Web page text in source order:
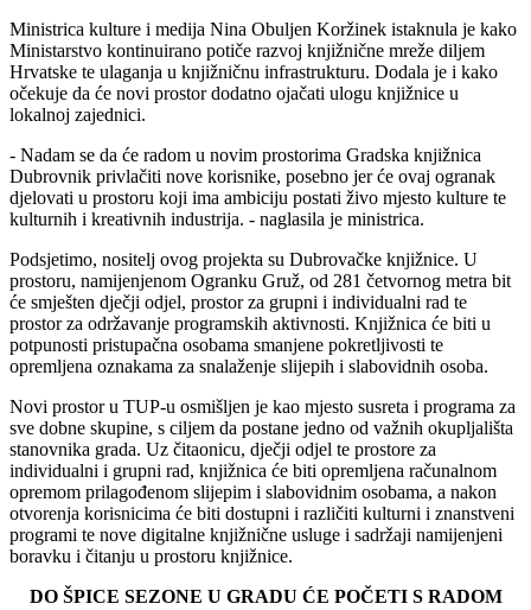
Ministrica kulture i medija Nina Obuljen Koržinek istaknula je kako
Ministarstvo kontinuirano potiče razvoj knjižnične mreže diljem
Hrvatske te ulaganja u knjižničnu infrastrukturu. Dodala je i kako
očekuje da će novi prostor dodatno ojačati ulogu knjižnice u
lokalnoj zajednici.
- Nadam se da će radom u novim prostorima Gradska knjižnica
Dubrovnik privlačiti nove korisnike, posebno jer će ovaj ogranak
djelovati u prostoru koji ima ambiciju postati živo mjesto kulture te
kulturnih i kreativnih industrija. - naglasila je ministrica.
Podsjetimo, nositelj ovog projekta su Dubrovačke knjižnice. U
prostoru, namijenjenom Ogranku Gruž, od 281 četvornog metra bit
će smješten dječji odjel, prostor za grupni i individualni rad te
prostor za održavanje programskih aktivnosti. Knjižnica će biti u
potpunosti pristupačna osobama smanjene pokretljivosti te
opremljena oznakama za snalaženje slijepih i slabovidnih osoba.
Novi prostor u TUP-u osmišljen je kao mjesto susreta i programa za
sve dobne skupine, s ciljem da postane jedno od važnih okupljališta
stanovnika grada. Uz čitaonicu, dječji odjel te prostore za
individualni i grupni rad, knjižnica će biti opremljena računalnom
opremom prilagođenom slijepim i slabovidnim osobama, a nakon
otvorenja korisnicima će biti dostupni i različiti kulturni i znanstveni
programi te nove digitalne knjižnične usluge i sadržaji namijenjeni
boravku i čitanju u prostoru knjižnice.
DO ŠPICE SEZONE U GRADU ĆE POČETI S RADOM